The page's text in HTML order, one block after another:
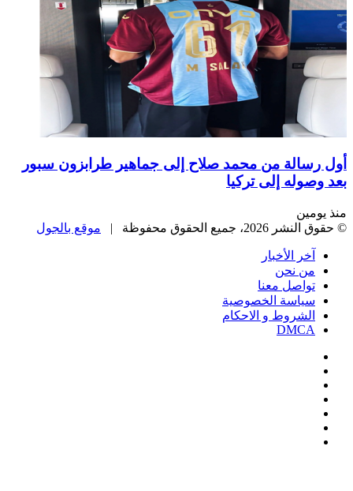
أول رسالة من محمد صلاح إلى جماهير طرابزون سبور
بعد وصوله إلى تركيا
منذ يومين
© حقوق النشر 2026، جميع الحقوق محفوظة |
موقع بالجول
آخر الأخبار
من نحن
تواصل معنا
سياسة الخصوصية
الشروط و الاحكام
DMCA